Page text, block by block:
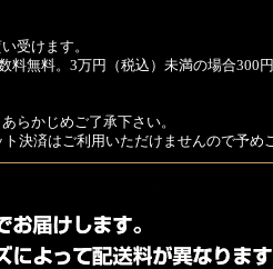
受けます。
料無料。3万円（税込）未満の場合300
らかじめご了承下さい。
決済はご利用いただけませんので予め